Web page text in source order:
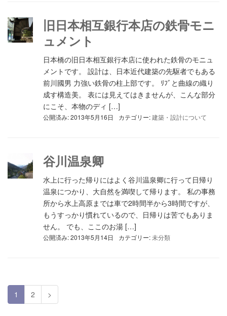
旧日本相互銀行本店の鉄骨モニ
ュメント
日本橋の旧日本相互銀行本店に使われた鉄骨のモニュ
メントです。 設計は、日本近代建築の先駆者でもある
前川國男 力強い鉄骨の柱上部です。 ﾘﾌﾞと曲線の織り
成す構造美。 表には見えてはきませんが、こんな部分
にこそ、本物のディ […]
公開済み: 2013年5月16日 カテゴリー:建築・設計について
谷川温泉卿
水上に行った帰りにはよく谷川温泉卿に行って日帰り
温泉につかり、大自然を満喫して帰ります。 私の事務
所から水上高原までは車で2時間半から3時間ですが、
もうすっかり慣れているので、日帰りは苦でもありま
せん。 でも、ここのお湯 […]
公開済み: 2013年5月14日 カテゴリー:未分類
1 2 >